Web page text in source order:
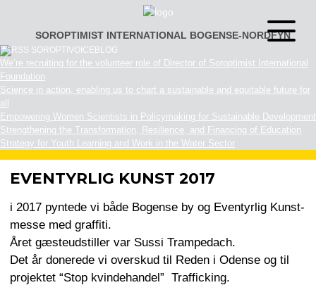
SOROPTIMIST INTERNATIONAL BOGENSE-NORDFYN
Åben
menu
SOROPTIVOICEBLOG
We’re recruiting for the volunteer role of Director of Soroptimist International
Foundation
Science in action, enabling us to chart a sustainable and equitable future for
all
Empowering Women Scientists in Policymaking for Sustainable Development
Strengthening the Transformation, Resilience, and Financing of Education
Strategy for Youth Learning and Work in the Water Sector
EVENTYRLIG KUNST 2017
i 2017 pyntede vi både Bogense by og Eventyrlig Kunst-
messe med graffiti.
Året gæsteudstiller var Sussi Trampedach.
Det år donerede vi overskud til Reden i Odense og til
projektet “Stop kvindehandel” Trafficking.